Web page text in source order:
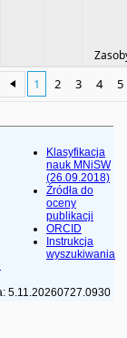
1 2 3 4 5
Klasyfikacja
nauk MNiSW
(26.09.2018)
Źródła do
oceny
publikacji
ORCID
Instrukcja
wyszukiwania
5.11.20260727.0930